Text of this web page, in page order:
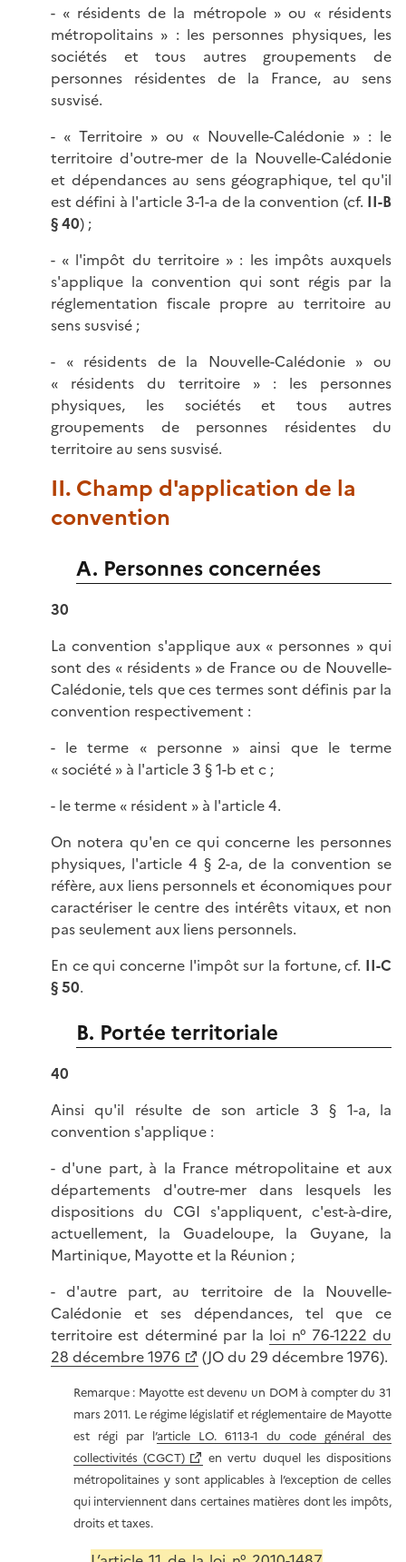
- « résidents de la métropole » ou « résidents
métropolitains » : les personnes physiques, les
sociétés et tous autres groupements de
personnes résidentes de la France, au sens
susvisé.
- « Territoire » ou « Nouvelle-Calédonie » : le
territoire d'outre-mer de la Nouvelle-Calédonie
et dépendances au sens géographique, tel qu'il
est défini à l'article 3-1-a de la convention (cf. II-B
§ 40) ;
- « l'impôt du territoire » : les impôts auxquels
s'applique la convention qui sont régis par la
réglementation fiscale propre au territoire au
sens susvisé ;
- « résidents de la Nouvelle-Calédonie » ou
« résidents du territoire » : les personnes
physiques, les sociétés et tous autres
groupements de personnes résidentes du
territoire au sens susvisé.
II. Champ d'application de la
convention
A. Personnes concernées
30
La convention s'applique aux « personnes » qui
sont des « résidents » de France ou de Nouvelle-
Calédonie, tels que ces termes sont définis par la
convention respectivement :
- le terme « personne » ainsi que le terme
« société » à l'article 3 § 1-b et c ;
- le terme « résident » à l'article 4.
On notera qu'en ce qui concerne les personnes
physiques, l'article 4 § 2-a, de la convention se
réfère, aux liens personnels et économiques pour
caractériser le centre des intérêts vitaux, et non
pas seulement aux liens personnels.
En ce qui concerne l'impôt sur la fortune, cf. II-C
§ 50.
B. Portée territoriale
40
Ainsi qu'il résulte de son article 3 § 1-a, la
convention s'applique :
- d'une part, à la France métropolitaine et aux
départements d'outre-mer dans lesquels les
dispositions du CGI s'appliquent, c'est-à-dire,
actuellement, la Guadeloupe, la Guyane, la
Martinique, Mayotte et la Réunion ;
- d'autre part, au territoire de la Nouvelle-
Calédonie et ses dépendances, tel que ce
territoire est déterminé par la loi n° 76-1222 du
28 décembre 1976
(JO du 29 décembre 1976).
Remarque : Mayotte est devenu un DOM à compter du 31
mars 2011. Le régime législatif et réglementaire de Mayotte
est régi par l’article LO. 6113-1 du code général des
collectivités (CGCT)
en vertu duquel les dispositions
métropolitaines y sont applicables à l’exception de celles
qui interviennent dans certaines matières dont les impôts,
droits et taxes.